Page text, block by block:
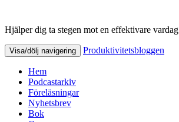
Produktivitetsbloggen
Hjälper dig ta stegen mot en effektivare vardag
Visa/dölj navigering Produktivitetsbloggen
Hem
Podcastarkiv
Föreläsningar
Nyhetsbrev
Bok